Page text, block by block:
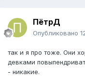
ПётрД
Опубликовано
так и я про тоже. Они
девками
- никакие.